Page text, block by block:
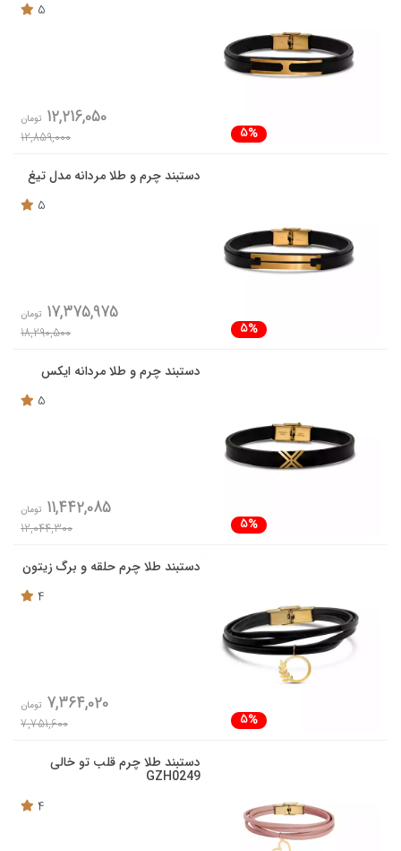
5
5%
12,216,050 تومان
12,859,000
دستبند چرم و طلا مردانه مدل تیغ
5
5%
17,375,975 تومان
18,290,500
دستبند چرم و طلا مردانه ایکس
5
5%
11,442,085 تومان
12,044,300
دستبند طلا چرم حلقه و برگ زیتون
4
5%
7,364,020 تومان
7,751,600
دستبند طلا چرم قلب تو خالی
GZH0249
4